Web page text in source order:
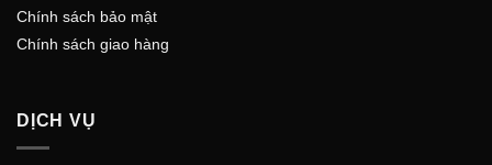
Chính sách bảo mật
Chính sách giao hàng
DỊCH VỤ